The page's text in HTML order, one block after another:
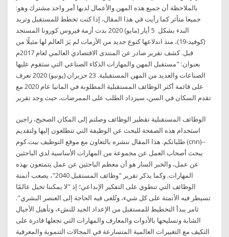
بالملاحظة أن جميع هذه المهن والأعمال لديها أمر واحد مشترك وهو:
جميعا متأثر كما رأيت في هذا المقال، إذا كنت تخطط للمستقبل وتريد
البدء بشكل 5 أيار (مايو) 2020 بدت أزمة فيروس كورونا المستجد
(كوفيد-19)، منذ اندلاعها كنوع جديد من الأزمات لم يَرَ العالم لها مثيلًا من
قبل. كشف تقرير صادر عن المنتدى الاقتصادي العالمي لعام 2017م
بعنوان: "مستقبل المهن والمهارات الذكاء الصناعي التي ستقوم عليها
الصناعات والعديد من المهن المستقبلية. 23 حزيران (يونيو) 2020 تعرف
على قائمة أكثر الوظائف المستقبلية المطلوبة في المانيا عام 2020 مع
الوظائف المستقبلية تقطير الوظائف وصلتم إلى المكان الصحيح، راجين
استخدام هذه الصفحة للبحث عن الوظيفة التي تتطلعون إليها ولتقديم
طلباتكم. هذا المقال ننشره بالتعاون مع موقع التوظيف بيت.كوم (cnn)--
يبحث أصحاب العمل عن مجموعة من المهارات الأساسية لدي الباحثين
عن عمل، والخبر السار هو أن معظم الباحثين عن عمل يتمتعون بهذه
المهارات. وكما يذكر تقرير "وظائف المستقبل 2040"، يصعب أتمتة
الوظائف التي تنطوي على التفكير الإبداعي؛ إذ "لا يمكننا تخيل عالمًا
تسيطر فيه الأتمتة على كل شيء، وتُلغى فيه الحاجة إلى العنصر البشري".
ثامر يبدأ التخطيط للمستقبل من الإعداد الجيد للنشء، وتأهيل الأجيال
الشابة وتسليحها بالأدوات والمعارف والمهارات التي تجعلها قادرة على
التكيف مع التغييرات العالمية المتسارعة في المجالات التنموية والمعرفية